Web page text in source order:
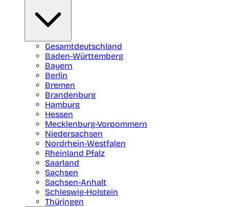
Gesamtdeutschland
Baden-Württemberg
Bayern
Berlin
Bremen
Brandenburg
Hamburg
Hessen
Mecklenburg-Vorpommern
Niedersachsen
Nordrhein-Westfalen
Rheinland Pfalz
Saarland
Sachsen
Sachsen-Anhalt
Schleswig-Holstein
Thüringen